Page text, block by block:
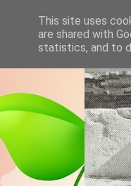
This site uses
are shared with
statistics, and to